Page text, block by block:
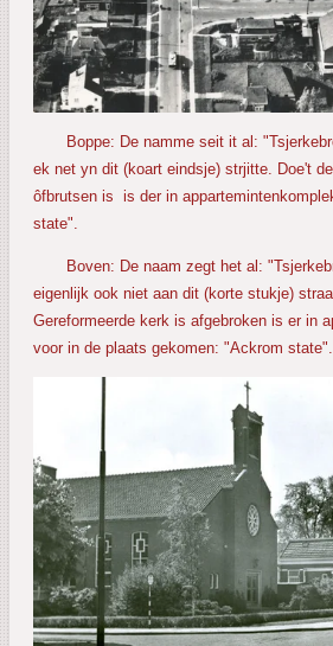
Boppe: De namme seit it al:
ek net yn dit (koart eindsje) strjitte. Doe't
ôfbrutsen is is der in
state".
Boven: De naam zegt het al:
eigenlijk ook niet aan dit (korte stukje)
Gereformeerde kerk is afgebroken is er in
voor in de plaats gekomen: "Ackrom state".